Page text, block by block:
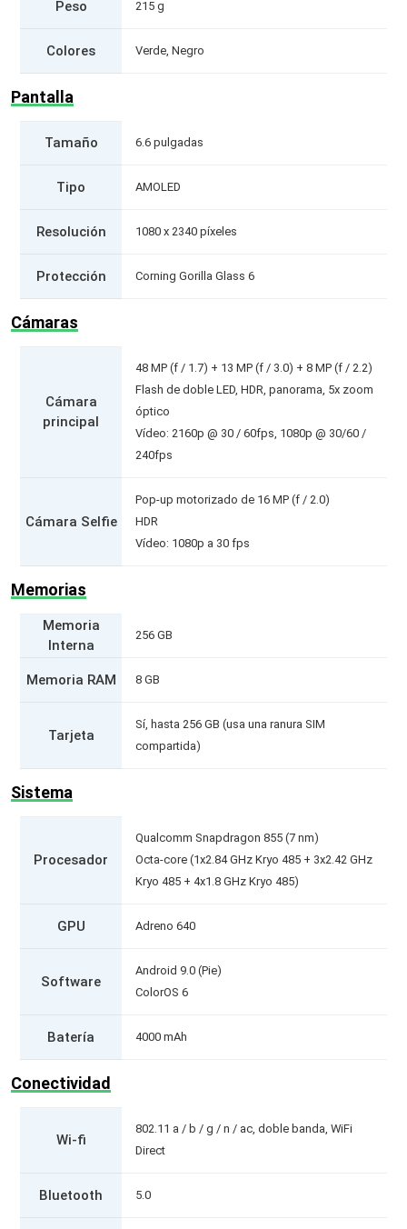
Peso 215 g
Colores Verde, Negro
Pantalla
Tamaño 6.6 pulgadas
Tipo AMOLED
Resolución 1080 x 2340 píxeles
Protección Corning Gorilla Glass 6
Cámaras
Cámara
principal
48 MP (f / 1.7) + 13 MP (f / 3.0) + 8 MP (f / 2.2)
Flash de doble LED, HDR, panorama, 5x zoom
óptico
Vídeo: 2160p @ 30 / 60fps, 1080p @ 30/60 /
240fps
Cámara Selfie
Pop-up motorizado de 16 MP (f / 2.0)
HDR
Vídeo: 1080p a 30 fps
Memorias
Memoria
Interna
256 GB
Memoria RAM 8 GB
Tarjeta
Sí, hasta 256 GB (usa una ranura SIM
compartida)
Sistema
Procesador
Qualcomm Snapdragon 855 (7 nm)
Octa-core (1x2.84 GHz Kryo 485 + 3x2.42 GHz
Kryo 485 + 4x1.8 GHz Kryo 485)
GPU Adreno 640
Software
Android 9.0 (Pie)
ColorOS 6
Batería 4000 mAh
Conectividad
Wi-fi
802.11 a / b / g / n / ac, doble banda, WiFi
Direct
Bluetooth 5.0